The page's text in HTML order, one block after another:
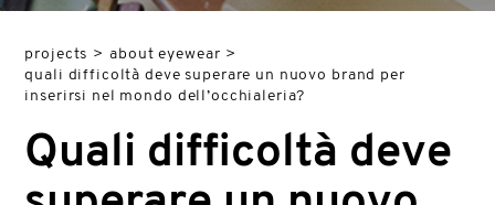
projects > about eyewear >
quali difficoltà deve superare un nuovo brand per
inserirsi nel mondo dell’occhialeria?
Quali difficoltà deve